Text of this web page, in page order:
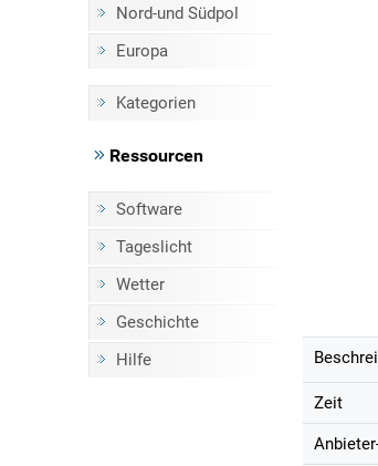
Nord-und Südpol
Europa
Kategorien
Ressourcen
Software
Tageslicht
Wetter
Geschichte
Hilfe
Zeit